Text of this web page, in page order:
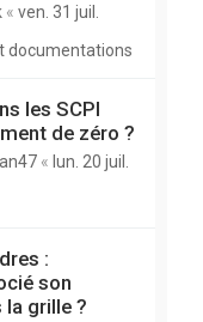
« ven. 31 juil.
documentations
les SCPI
de zéro ?
« lun. 20 juil.
:
son
grille ?